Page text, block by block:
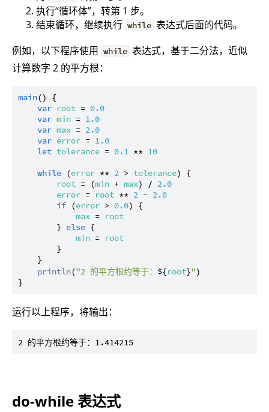
执行“循环体”，转第 1 步。
结束循环，继续执行 while 表达式后面的代码。
例如，以下程序使用 while 表达式，基于二分法，近似
计算数字 2 的平方根：
main() {
var root = 0.0
var min = 1.0
var max = 2.0
var error = 1.0
let tolerance = 0.1 ** 10
while (error ** 2 > tolerance) {
root = (min + max) / 2.0
error = root ** 2 - 2.0
if (error > 0.0) {
max = root
        }
else {
min = root
        }
    }
println("2 的平方根约等于： ${root}")
运行以上程序，将输出：
do-while 表达式